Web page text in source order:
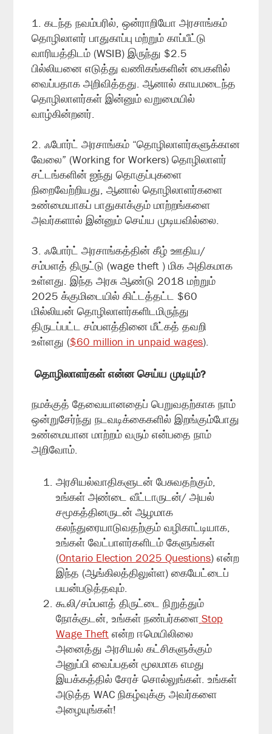
1. கடந்த நவம்பரில், ஒன்ராறியோ அரசாங்கம்
தொழிலாளர் பாதுகாப்பு மற்றும் காப்பீட்டு
வாரியத்திடம் (WSIB) இருந்து $2.5
பில்லியனை எடுத்து வணிகங்களின் பைகளில்
வைப்பதாக அறிவித்தது. ஆனால் காயமடைந்த
தொழிலாளர்கள் இன்னும் வறுமையில்
வாழ்கின்றனர்.
2. ஃபோர்ட் அரசாங்கம் “தொழிலாளர்களுக்கான
வேலை” (Working for Workers) தொழிலாளர்
சட்டங்களின் ஐந்து தொகுப்புகளை
நிறைவேற்றியது, ஆனால் தொழிலாளர்களை
உண்மையாகப் பாதுகாக்கும் மாற்றங்களை
அவர்களால் இன்னும் செய்ய முடியவில்லை.
3. ஃபோர்ட் அரசாங்கத்தின் கீழ் ஊதிய/
சம்பளத் திருட்டு (wage theft ) மிக அதிகமாக
உள்ளது. இந்த அரசு ஆண்டு 2018 மற்றும்
2025 க்குமிடையில் கிட்டத்தட்ட $60
மில்லியன் தொழிலாளர்களிடமிருந்து
திருடப்பட்ட சம்பளத்தினை மீட்கத் தவறி
உள்ளது ($60 million in unpaid wages).
தொழிலாளர்கள் என்ன செய்ய முடியும்?
நமக்குத் தேவையானதைப் பெறுவதற்காக நாம்
ஒன்றுசேர்ந்து நடவடிக்கைகளில் இறங்கும்போது
உண்மையான மாற்றம் வரும் என்பதை நாம்
அறிவோம்.
அரசியல்வாதிகளுடன் பேசுவதற்கும்,
உங்கள் அண்டை வீட்டாருடன்/ அயல்
சமூகத்தினருடன் ஆழமாக
கலந்துரையாடுவதற்கும் வழிகாட்டியாக,
உங்கள் வேட்பாளர்களிடம் கேளுங்கள்
(Ontario Election 2025 Questions) என்ற
இந்த (ஆங்கிலத்திலுள்ள) கையேட்டைப்
பயன்படுத்தவும்.
கூலி/சம்பளத் திருட்டை நிறுத்தும்
நோக்குடன், உங்கள் நண்பர்களை Stop
Wage Theft என்ற ஈமெயிலிலை
அனைத்து அரசியல் கட்சிகளுக்கும்
அனுப்பி வைப்பதன் மூலமாக எமது
இயக்கத்தில் சேரச் சொல்லுங்கள். உங்கள்
அடுத்த WAC நிகழ்வுக்கு அவர்களை
அழையுங்கள்!